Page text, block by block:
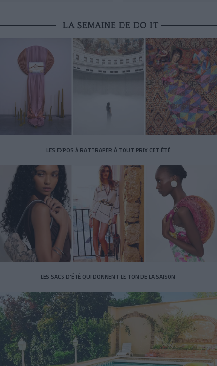
LA SEMAINE DE DO IT
LES EXPOS À RATTRAPER À TOUT PRIX CET ÉTÉ
LES SACS D’ÉTÉ QUI DONNENT LE TON DE LA SAISON